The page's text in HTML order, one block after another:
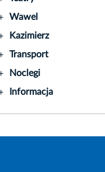
Wawel
Kazimierz
Transport
Noclegi
Informacja